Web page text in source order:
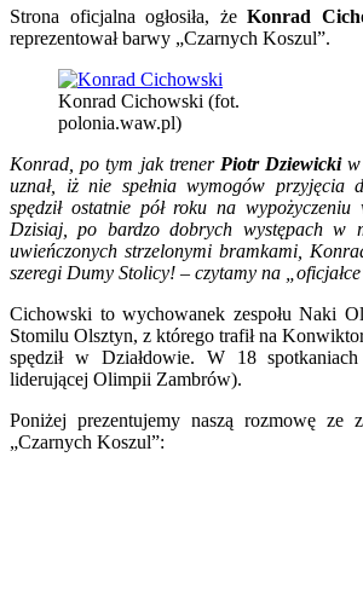
Strona oficjalna ogłosiła, żeKonrad
reprezentował barwy „Czarnych Koszul”.
Konrad Cichowski (fot.
polonia.waw.pl)
Konrad, po tym jak trener Piotr Dziewickiw
uznał, iż nie spełnia wymogów przyjęcia
spędził ostatnie pół roku na wypożyczeniu
Dzisiaj, po bardzo dobrych występach w
uwieńczonych strzelonymi bramkami,
szeregi Dumy Stolicy! – czytamy na
Cichowski to wychowanek zespołu Naki
Stomilu Olsztyn, z którego trafił na
spędził w Działdowie. W 18
liderującej Olimpii Zambrów).
Poniżej prezentujemy naszą rozmowę ze
„Czarnych Koszul”: